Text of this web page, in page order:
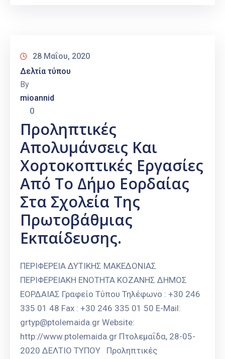
28 Μαΐου, 2020
Δελτία τύπου
By
mioannid
0
Προληπτικές
Απολυμάνσεις Και
Χορτοκοπτικές Εργασίες
Από Το Δήμο Εορδαίας
Στα Σχολεία Της
Πρωτοβάθμιας
Εκπαίδευσης.
ΠΕΡΙΦΕΡΕΙΑ ΔΥΤΙΚΗΣ ΜΑΚΕΔΟΝΙΑΣ
ΠΕΡΙΦΕΡΕΙΑΚΗ ΕΝΟΤΗΤΑ ΚΟΖΑΝΗΣ ΔΗΜΟΣ
ΕΟΡΔΑΙΑΣ Γραφείο Τύπου Τηλέφωνο : +30 246
335 01 48 Fax : +30 246 335 01 50 E-Mail:
grtyp@ptolemaida.gr Website:
http://www.ptolemaida.gr Πτολεμαΐδα, 28-05-
2020 ΔΕΛΤΙΟ ΤΥΠΟΥ Προληπτικές